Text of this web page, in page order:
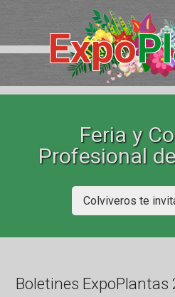
Expo
Feria y
Profesional
Colviveros te
Boletines ExpoPlantas